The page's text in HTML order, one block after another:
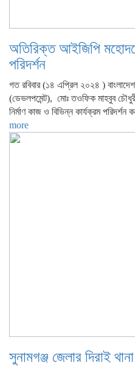
অতিরিক্ত আইজিপি
পরিদর্শন
গত রবিবার (১৪ এপ্রিল ২০২৪ )
(ডেভলপমেন্ট), মোঃ তওফিক মাহবুব
নির্মাণ কাজ ও বিভিন্ন কার্যক্রম
more
সুনামগঞ্জ জেলার দিরাই